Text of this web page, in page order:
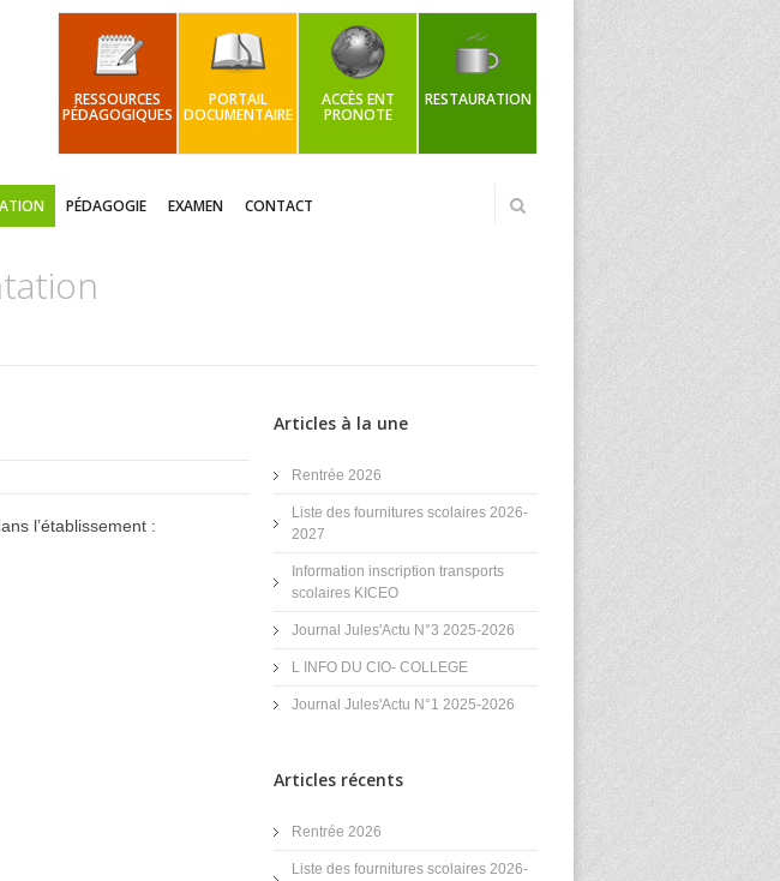
RESSOURCES
PÉDAGOGIQUES
PORTAIL
DOCUMENTAIRE
ACCÈS ENT
PRONOTE
RESTAURATION
PÉDAGOGIE EXAMEN CONTACT
l’établissement :
Articles à la une
Rentrée 2026
Liste des fournitures scolaires 2026-
2027
Information inscription transports
scolaires KICEO
Journal Jules'Actu N°3 2025-2026
L INFO DU CIO- COLLEGE
Journal Jules'Actu N°1 2025-2026
Articles récents
Rentrée 2026
Liste des fournitures scolaires 2026-